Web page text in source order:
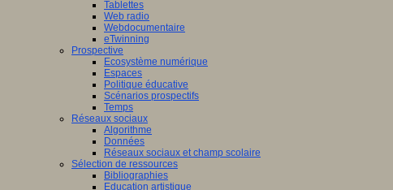
Tablettes
Web radio
Webdocumentaire
eTwinning
Prospective
Ecosystème numérique
Espaces
Politique éducative
Scénarios prospectifs
Temps
Réseaux sociaux
Algorithme
Données
Réseaux sociaux et champ scolaire
Sélection de ressources
Bibliographies
Education artistique